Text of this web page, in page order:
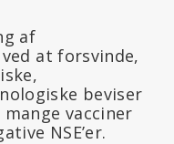
af
at forsvinde,
beviser
vacciner
NSE’er.